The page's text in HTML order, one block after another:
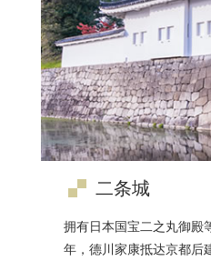
二条城
拥有日本国宝二之丸御殿
年，德川家康抵达京都后